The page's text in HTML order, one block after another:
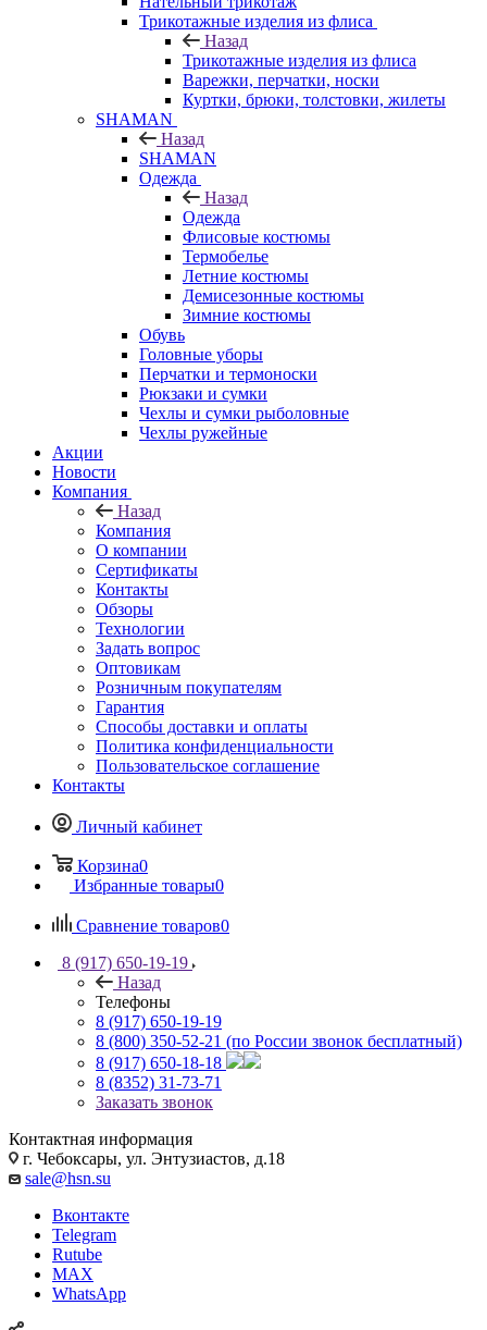
Трикотажные изделия из флиса
Назад
Трикотажные изделия из флиса
Варежки, перчатки, носки
Куртки, брюки, толстовки, жилеты
SHAMAN
Назад
SHAMAN
Одежда
Назад
Одежда
Флисовые костюмы
Термобелье
Летние костюмы
Демисезонные костюмы
Зимние костюмы
Обувь
Головные уборы
Перчатки и термоноски
Рюкзаки и сумки
Чехлы и сумки рыболовные
Чехлы ружейные
Акции
Новости
Компания
Назад
Компания
О компании
Сертификаты
Контакты
Обзоры
Технологии
Задать вопрос
Оптовикам
Розничным покупателям
Гарантия
Способы доставки и оплаты
Политика конфиденциальности
Пользовательское соглашение
Контакты
Личный кабинет
Корзина0
Избранные товары0
Сравнение товаров0
8 (917) 650-19-19
Назад
Телефоны
8 (917) 650-19-19
8 (800) 350-52-21 (по России звонок бесплатный)
8 (917) 650-18-18
8 (8352) 31-73-71
Заказать звонок
Контактная информация
г. Чебоксары, ул. Энтузиастов, д.18
sale@hsn.su
Вконтакте
Telegram
Rutube
MAX
WhatsApp